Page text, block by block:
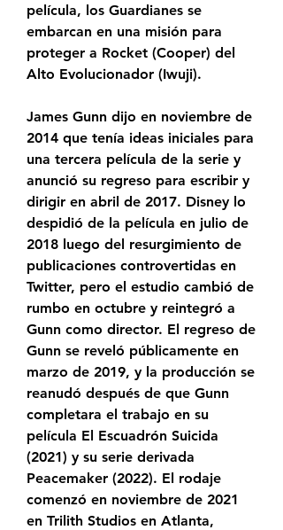
película, los Guardianes se
embarcan en una misión para
proteger a Rocket (Cooper) del
Alto Evolucionador (Iwuji).
James Gunn dijo en noviembre de
2014 que tenía ideas iniciales para
una tercera película de la serie y
anunció su regreso para escribir y
dirigir en abril de 2017. Disney lo
despidió de la película en julio de
2018 luego del resurgimiento de
publicaciones controvertidas en
Twitter, pero el estudio cambió de
rumbo en octubre y reintegró a
Gunn como director. El regreso de
Gunn se reveló públicamente en
marzo de 2019, y la producción se
reanudó después de que Gunn
completara el trabajo en su
película El Escuadrón Suicida
(2021) y su serie derivada
Peacemaker (2022). El rodaje
comenzó en noviembre de 2021
en Trilith Studios en Atlanta,